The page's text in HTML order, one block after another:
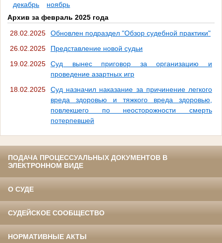
декабрь
ноябрь
Архив за февраль 2025 года
28.02.2025
Обновлен подраздел "Обзор судебной практики"
26.02.2025
Представление новой судьи
19.02.2025
Суд вынес приговор за организацию и
проведение азартных игр
18.02.2025
Суд назначил наказание за причинение легкого
вреда здоровью и тяжкого вреда здоровью,
повлекшего по неосторожности смерть
потерпевшей
ПОДАЧА ПРОЦЕССУАЛЬНЫХ ДОКУМЕНТОВ В
ЭЛЕКТРОННОМ ВИДЕ
О СУДЕ
СУДЕЙСКОЕ СООБЩЕСТВО
НОРМАТИВНЫЕ АКТЫ